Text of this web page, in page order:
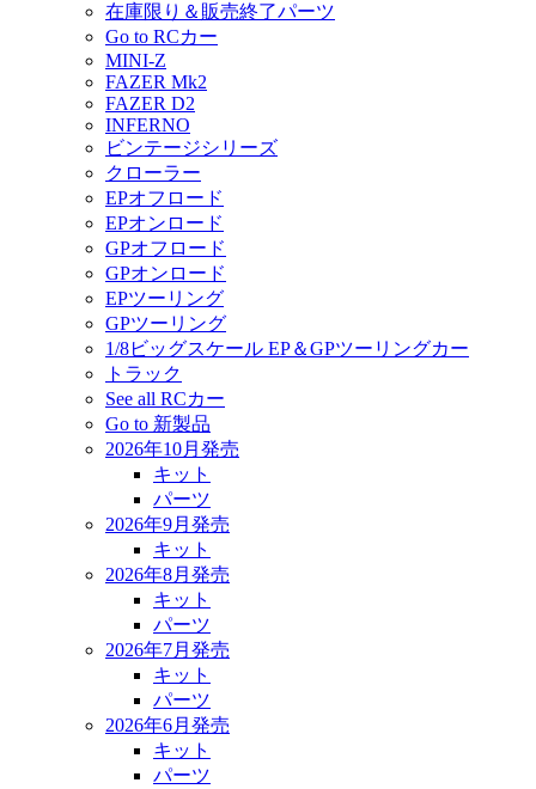
在庫限り＆販売終了パーツ
Go to RCカー
MINI-Z
FAZER Mk2
FAZER D2
INFERNO
ビンテージシリーズ
クローラー
EPオフロード
EPオンロード
GPオフロード
GPオンロード
EPツーリング
GPツーリング
1/8ビッグスケール EP＆GPツーリングカー
トラック
See all RCカー
Go to 新製品
2026年10月発売
キット
パーツ
2026年9月発売
キット
2026年8月発売
キット
パーツ
2026年7月発売
キット
パーツ
2026年6月発売
キット
パーツ